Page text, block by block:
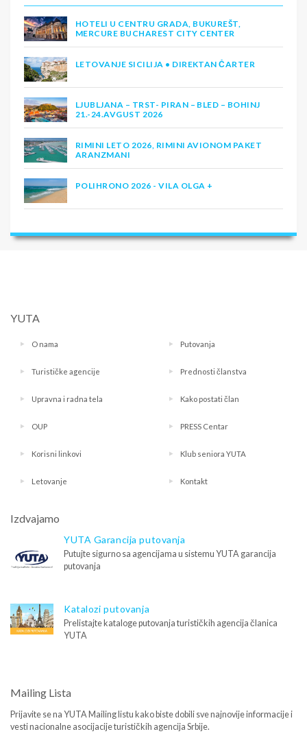
HOTELI U CENTRU GRADA, BUKUREŠT,
MERCURE BUCHAREST CITY CENTER
LETOVANJE SICILIJA • DIREKTAN ČARTER
LJUBLJANA – TRST- PIRAN – BLED – BOHINJ
21.-24.AVGUST 2026
RIMINI LETO 2026, RIMINI AVIONOM PAKET
ARANZMANI
POLIHRONO 2026 - VILA OLGA +
YUTA
O nama Putovanja
Turističke agencije Prednosti članstva
Upravna i radna tela Kako postati član
OUP PRESS Centar
Korisni linkovi Klub seniora YUTA
Letovanje Kontakt
Izdvajamo
YUTA Garancija putovanja
Putujte sigurno sa agencijama u sistemu YUTA garancija
putovanja
Katalozi putovanja
Prelistajte kataloge putovanja turističkih agencija članica
YUTA
Mailing Lista
Prijavite se na YUTA Mailing listu kako biste dobili sve najnovije informacije i
vesti nacionalne asocijacije turističkih agencija Srbije.